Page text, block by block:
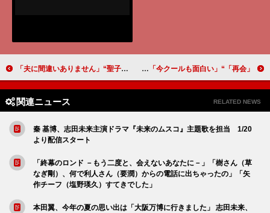
「夫に間違いありません」“聖子”松下奈緒の夫が「クズ過ぎてつらい」 “紗春”桜井ユキに疑惑の声「もしや旦那さんを橋から…」 「再会」“淳一”竹内涼真が“万季子”井上真央に再会 「勝男が火曜日に帰って来た」「今クールも面白い」
関連ニュース RELATED NEWS
秦 基博、志田未来主演ドラマ『未来のムスコ』主題歌を担当 1/20
より配信スタート
「終幕のロンド －もう二度と、会えないあなたに－」「樹さん（草
なぎ剛）、何で利人さん（要潤）からの電話に出ちゃったの」「矢
作チーフ（塩野瑛久）すてきでした」
本田翼、今年の夏の思い出は「大阪万博に行きました」 志田未来、